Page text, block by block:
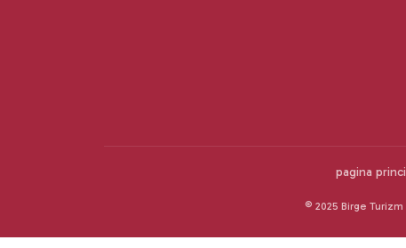
pagina
© 2025 Birge Turizm